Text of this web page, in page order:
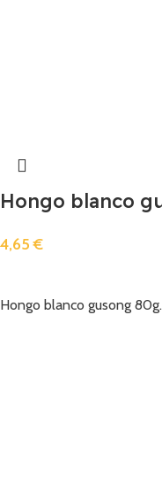
Hongo blanco
4,65€
Hongo blanco gusong